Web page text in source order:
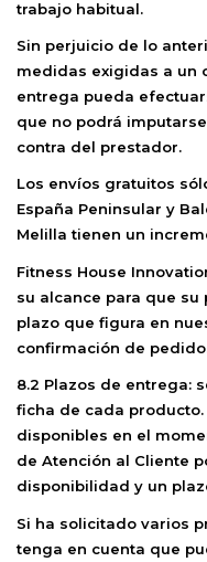
trabajo habitual.
Sin perjuicio de lo
medidas exigidas a un
entrega pueda
que no podrá
contra del prestador.
Los envíos gratuitos
España Peninsular y
Melilla tienen un
Fitness House
su alcance para que
plazo que figura en
confirmación de
8.2 Plazos de entrega:
ficha de cada
disponibles en el
de Atención al Cliente
disponibilidad y un
Si ha solicitado varios
tenga en cuenta que